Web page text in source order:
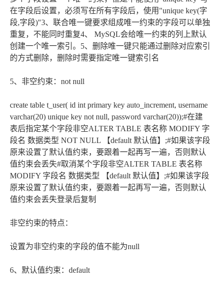
在字段后设置，必须写在所有字段后，使用"unique key(字
段,字段)"3、联合唯一键要求组成唯一约束的字段可以单独
重复，不能同时重复4、 MySQL会给唯一约束的列上默认
创建一个唯一索引。5、删除唯一键只能通过删除对应索引
的方式删除，删除时需要指定唯一键索引名
5、非空约束：not null
create table t_user( id int primary key auto_increment, username
varchar(20) unique key not null, password varchar(20));#在建
表后指定某个字段非空ALTER TABLE 表名称 MODIFY 字
段名 数据类型 NOT NULL 【default 默认值】;#如果该字段
原来设置了默认值约束，要跟着一起再写一遍，否则默认
值约束会丢失#取消某个字段非空ALTER TABLE 表名称
MODIFY 字段名 数据类型 【default 默认值】;#如果该字段
原来设置了默认值约束，要跟着一起再写一遍，否则默认
值约束会丢失登录后复制
非空约束的特点：
设置为非空约束的字段的值不能为null
6、默认值约束：default